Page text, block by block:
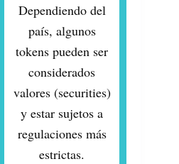
Dependiendo del
país, algunos
tokens pueden ser
considerados
valores (securities)
y estar sujetos a
regulaciones más
estrictas.